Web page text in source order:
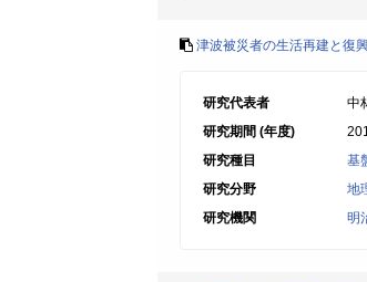
津波被災者の生活再建と復
研究代表者
中
研究期間 (年度)
研究種目
基
研究分野
地
研究機関
明